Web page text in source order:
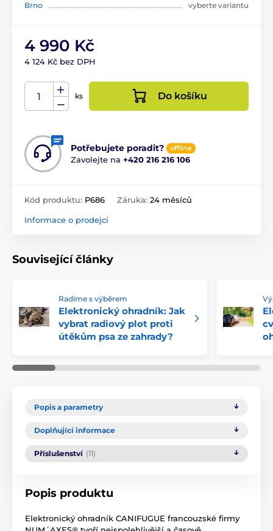
Brno
vyberte variantu
4 990 Kč
4 124 Kč bez DPH
ks Do košíku
Potřebujete poradit? offline
Zavolejte na +420 216 216 106
Kód produktu: P686 Záruka: 24 měsíců
Informace o prodejci
Související články
Radíme s výběrem
Elektronický ohradník: Jak
vybrat radiový plot proti
útěkům psa ze zahrady?
Popis a parametry
Doplňující informace
Příslušenství (11)
Popis produktu
Elektronický ohradník CANIFUGUE francouzské firmy